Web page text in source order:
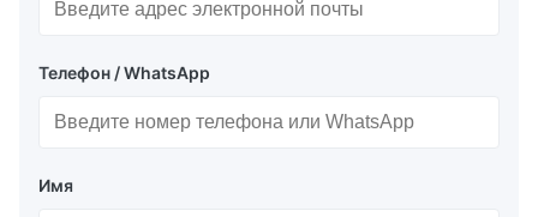
Телефон / WhatsApp
Имя